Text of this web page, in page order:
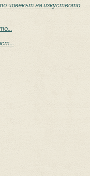
човекът на изкуството